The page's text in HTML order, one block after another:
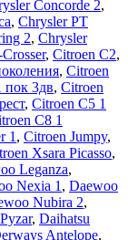
Concorde 2,
, Chrysler PT
2, Chrysler
, Citroen C2,
, Citroen
пок 3дв, Citroen
, Citroen C5 1
C8 1
1 , Citroen Jumpy,
Xsara Picasso,
Leganza,
Nexia 1 , Daewoo
Nubira 2,
, Daihatsu
Antelope,